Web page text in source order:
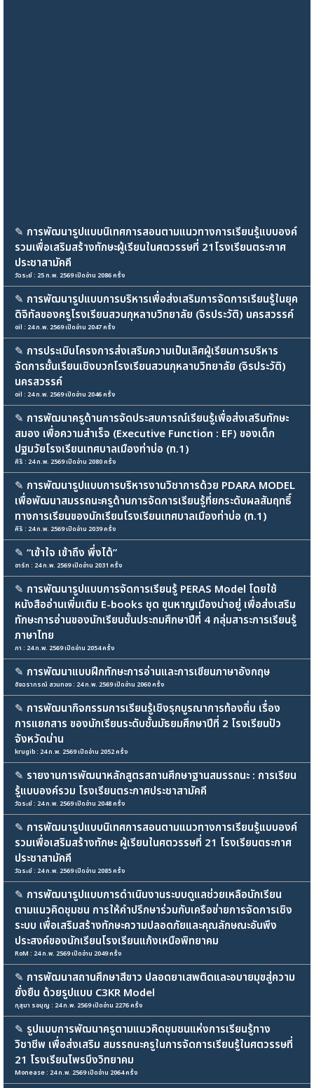
✎ การพัฒนารูปแบบนิเทศการสอนตามแนวทางการเรียนรู้แบบองค์
รวมเพื่อเสริมสร้างทักษะผู้เรียนในศตวรรษที่ 21โรงเรียนตระกาศ
ประชาสามัคคี
วัฉระย์ : 25 ก.พ. 2569 เปิดอ่าน 2086 ครั้ง
✎ การพัฒนารูปแบบการบริหารเพื่อส่งเสริมการจัดการเรียนรู้ในยุค
ดิจิทัลของครูโรงเรียนสวนกุหลาบวิทยาลัย (จิรประวัติ) นครสวรรค์
oil : 24 ก.พ. 2569 เปิดอ่าน 2047 ครั้ง
✎ การประเมินโครงการส่งเสริมความเป็นเลิศผู้เรียนการบริหาร
จัดการชั้นเรียนเชิงบวกโรงเรียนสวนกุหลาบวิทยาลัย (จิรประวัติ)
นครสวรรค์
oil : 24 ก.พ. 2569 เปิดอ่าน 2046 ครั้ง
✎ การพัฒนาครูด้านการจัดประสบการณ์เรียนรู้เพื่อส่งเสริมทักษะ
สมอง เพื่อความสำเร็จ (Executive Function : EF) ของเด็ก
ปฐมวัยโรงเรียนเทศบาลเมืองท่าบ่อ (ท.1)
ศิริ : 24 ก.พ. 2569 เปิดอ่าน 2080 ครั้ง
✎ การพัฒนารูปแบบการบริหารงานวิชาการด้วย PDARA MODEL
เพื่อพัฒนาสมรรถนะครูด้านการจัดการเรียนรู้ที่ยกระดับผลสัมฤทธิ์
ทางการเรียนของนักเรียนโรงเรียนเทศบาลเมืองท่าบ่อ (ท.1)
ศิริ : 24 ก.พ. 2569 เปิดอ่าน 2039 ครั้ง
✎ “เข้าใจ เข้าถึง พึ่งได้”
อาร์ท : 24 ก.พ. 2569 เปิดอ่าน 2031 ครั้ง
✎ การพัฒนารูปแบบการจัดการเรียนรู้ PERAS Model โดยใช้
หนังสืออ่านเพิ่มเติม E-books ชุด ขุนหาญเมืองน่าอยู่ เพื่อส่งเสริม
ทักษะการอ่านของนักเรียนชั้นประถมศึกษาปีที่ 4 กลุ่มสาระการเรียนรู้
ภาษาไทย
ภา : 24 ก.พ. 2569 เปิดอ่าน 2054 ครั้ง
✎ การพัฒนาแบบฝึกทักษะการอ่านและการเขียนภาษาอังกฤษ
อัจฉราภรณ์ สวนทอง : 24 ก.พ. 2569 เปิดอ่าน 2060 ครั้ง
✎ การพัฒนากิจกรรมการเรียนรู้เชิงรุกบูรณาการท้องถิ่น เรื่อง
การแยกสาร ของนักเรียนระดับชั้นมัธยมศึกษาปีที่ 2 โรงเรียนปัว
จังหวัดน่าน
krugib : 24 ก.พ. 2569 เปิดอ่าน 2052 ครั้ง
✎ รายงานการพัฒนาหลักสูตรสถานศึกษาฐานสมรรถนะ : การเรียน
รู้แบบองค์รวม โรงเรียนตระกาศประชาสามัคคี
วัฉระย์ : 24 ก.พ. 2569 เปิดอ่าน 2048 ครั้ง
✎ การพัฒนารูปแบบนิเทศการสอนตามแนวทางการเรียนรู้แบบองค์
รวมเพื่อเสริมสร้างทักษะ ผู้เรียนในศตวรรษที่ 21 โรงเรียนตระกาศ
ประชาสามัคคี
วัฉระย์ : 24 ก.พ. 2569 เปิดอ่าน 2085 ครั้ง
✎ การพัฒนารูปแบบการดำเนินงานระบบดูแลช่วยเหลือนักเรียน
ตามแนวคิดชุมชน การให้คำปรึกษาร่วมกับเครือข่ายการจัดการเชิง
ระบบ เพื่อเสริมสร้างทักษะความปลอดภัยและคุณลักษณะอันพึง
ประสงค์ของนักเรียนโรงเรียนแก้งเหนือพิทยาคม
RoM : 24 ก.พ. 2569 เปิดอ่าน 2049 ครั้ง
✎ การพัฒนาสถานศึกษาสีขาว ปลอดยาเสพติดและอบายมุขสู่ความ
ยั่งยืน ด้วยรูปแบบ C3KR Model
กุสุมา รอบุญ : 24 ก.พ. 2569 เปิดอ่าน 2276 ครั้ง
✎ รูปแบบการพัฒนาครูตามแนวคิดชุมชนแห่งการเรียนรู้ทาง
วิชาชีพ เพื่อส่งเสริม สมรรถนะครูในการจัดการเรียนรู้ในศตวรรษที่
21 โรงเรียนไพรบึงวิทยาคม
Monease : 24 ก.พ. 2569 เปิดอ่าน 2064 ครั้ง